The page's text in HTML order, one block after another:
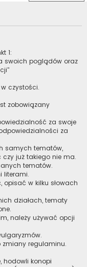
1:
swoich poglądów oraz
czystości.
zobowiązany
za swoje
za
samych tematów,
już takiego nie ma.
tematów.
literami.
opisać w kilku słowach
działach, tematy
należy używać opcji
zmiany regulaminu.
hodowli konopi